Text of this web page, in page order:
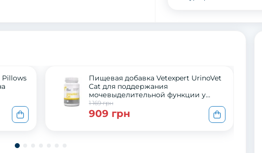
Pillows
Пищевая добавка Vetexpert UrinoVet
Cat для поддержания
мочевыделительной функции у
кошек, 45 капс.
1 169 грн
909 грн